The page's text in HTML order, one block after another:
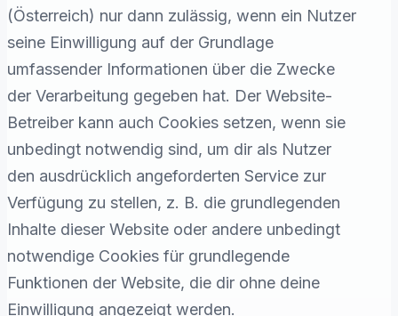
(Österreich) nur dann zulässig, wenn ein Nutzer
seine Einwilligung auf der Grundlage
umfassender Informationen über die Zwecke
der Verarbeitung gegeben hat. Der Website-
Betreiber kann auch Cookies setzen, wenn sie
unbedingt notwendig sind, um dir als Nutzer
den ausdrücklich angeforderten Service zur
Verfügung zu stellen, z. B. die grundlegenden
Inhalte dieser Website oder andere unbedingt
notwendige Cookies für grundlegende
Funktionen der Website, die dir ohne deine
Einwilligung angezeigt werden.